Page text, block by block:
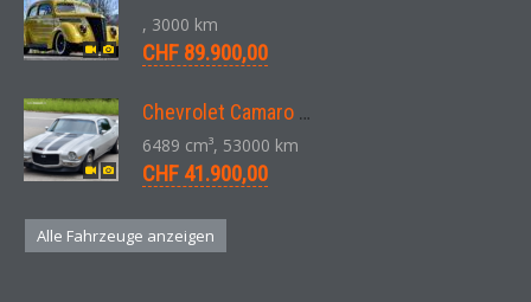
, 3000 km
CHF 89.900,00
Chevrolet Camaro SS 396 LS3 Coupe Aut. 1971
6489 cm³, 53000 km
CHF 41.900,00
Alle Fahrzeuge anzeigen